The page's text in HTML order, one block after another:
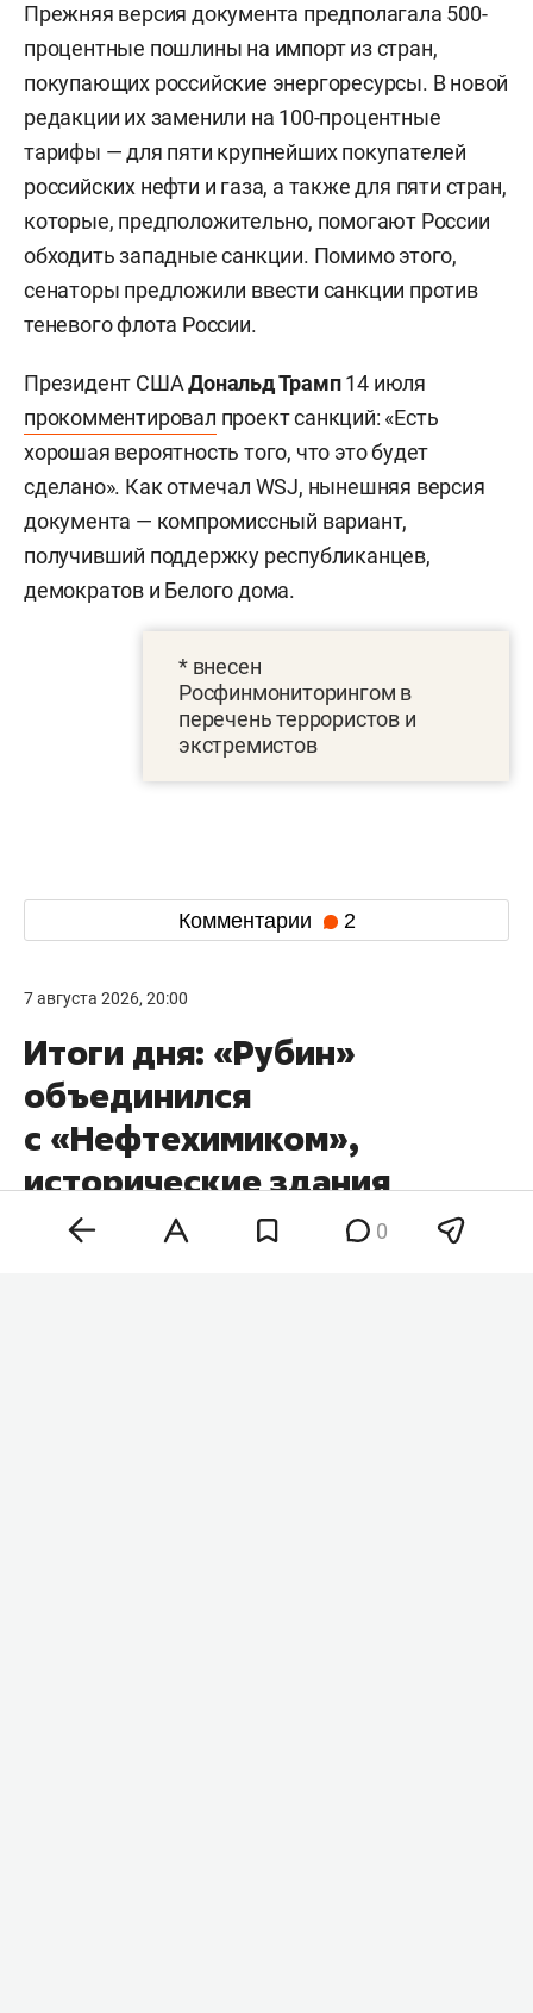
Прежняя версия документа предполагала 500-
процентные пошлины на импорт из стран,
покупающих российские энергоресурсы. В новой
редакции их заменили на 100-процентные
тарифы — для пяти крупнейших покупателей
российских нефти и газа, а также для пяти стран,
которые, предположительно, помогают России
обходить западные санкции. Помимо этого,
сенаторы предложили ввести санкции против
теневого флота России.
Президент СШАДональд Трамп14 июля
прокомментировал проект санкций: «Есть
хорошая вероятность того, что это будет
сделано». Как отмечал WSJ, нынешняя версия
документа — компромиссный вариант,
получивший поддержку республиканцев,
демократов и Белого дома.
* внесен
Росфинмониторингом в
перечень террористов и
экстремистов
Комментарии 2
7 августа 2026, 20:00
Итоги дня: «Рубин»
объединился
с «Нефтехимиком»,
исторические здания
в центре Казани могут
0